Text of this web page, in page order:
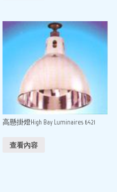
高懸掛燈High Bay Luminaires 6421
查看內容